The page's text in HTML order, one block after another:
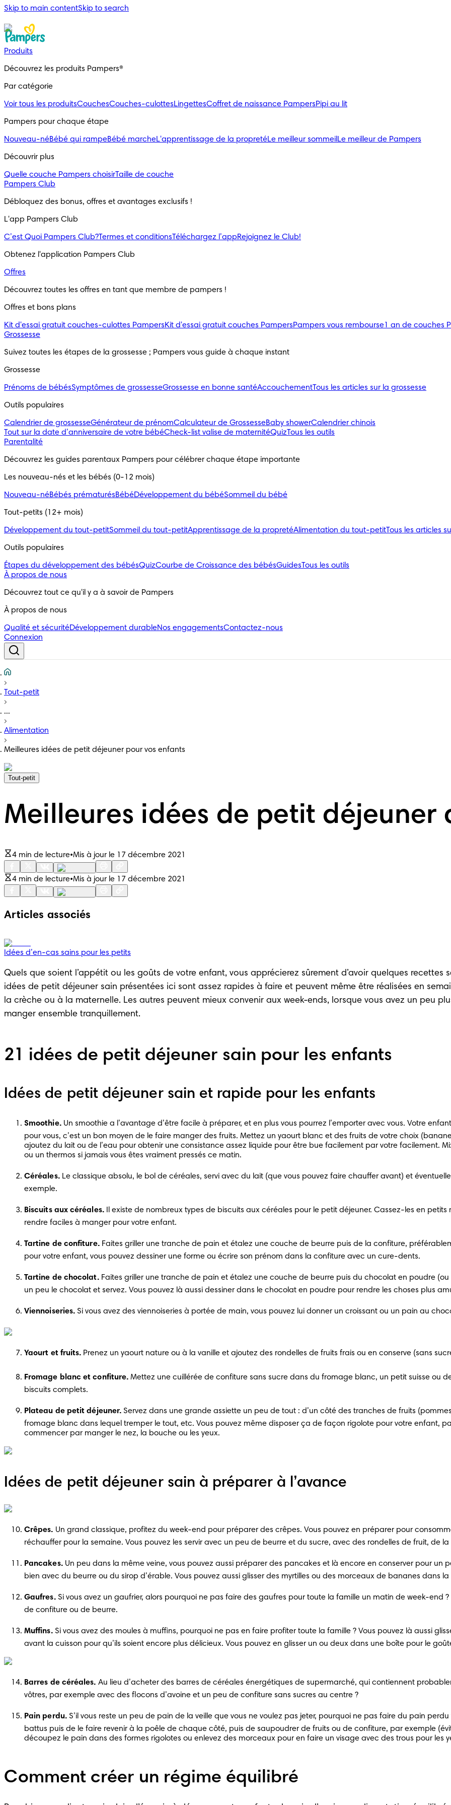
Skip to main contentSkip to search
Produits
Découvrez les produits Pampers®
Par catégorie
Voir tous les produitsCouchesCouches-culottesLingettesCoffret de naissance PampersPipi au lit
Pampers pour chaque étape
Nouveau-néBébé qui rampeBébé marcheL'apprentissage de la propretéLe meilleur sommeil Le meilleur de Pampers
Découvrir plus
Quelle couche Pampers choisirTaille de couche
Pampers Club
Débloquez des bonus, offres et avantages exclusifs !
L'app Pampers Club
C’est Quoi Pampers Club?Termes et conditionsTéléchargez l’appRejoignez le Club!
Obtenez l'application Pampers Club
Offres
Découvrez toutes les offres en tant que membre de pampers !
Offres et bons plans
Kit d'essai gratuit couches-culottes PampersKit d'essai gratuit couches PampersPampers vous rembourse1 an de couches
Grossesse
Suivez toutes les étapes de la grossesse ; Pampers vous guide à chaque instant
Grossesse
Prénoms de bébésSymptômes de grossesseGrossesse en bonne santéAccouchementTous les articles sur la grossesse
Outils populaires
Calendrier de grossesseGénérateur de prénomCalculateur de GrossesseBaby showerCalendrier chinois
Tout sur la date d’anniversaire de votre bébéCheck-list valise de maternitéQuizTous les outils
Parentalité
Découvrez les guides parentaux Pampers pour célébrer chaque étape importante
Les nouveau-nés et les bébés (0-12 mois)
Nouveau-néBébés prématurésBébéDéveloppement du bébéSommeil du bébé
Tout-petits (12+ mois)
Développement du tout-petitSommeil du tout-petitApprentissage de la propretéAlimentation du tout-petitTous les articles
Outils populaires
Étapes du développement des bébésQuizCourbe de Croissance des bébésGuidesTous les outils
À propos de nous
Découvrez tout ce qu'il y a à savoir de Pampers
À propos de nous
Qualité et sécuritéDéveloppement durableNos engagementsContactez-nous
Connexion
Tout-petit
...
Alimentation
Meilleures idées de petit déjeuner pour vos enfants
Tout-petit
Meilleures idées de petit déjeuner
4 min de lecture•Mis à jour le 17 décembre 2021
4 min de lecture•Mis à jour le 17 décembre 2021
Articles associés
Idées d’en-cas sains pour les petits
Quels que soient l’appétit ou les goûts de votre enfant, vous apprécierez sûrement d’avoir quelques
idées de petit déjeuner sain présentées ici sont assez rapides à faire et peuvent même être réalisées en
la crèche ou à la maternelle. Les autres peuvent mieux convenir aux week-ends, lorsque vous avez un peu
manger ensemble tranquillement.
21 idées de petit déjeuner sain pour les enfants
Idées de petit déjeuner sain et rapide pour les enfants
Smoothie. Un smoothie a l’avantage d’être facile à préparer, et en plus vous pourrez l’emporter avec vous. Votre
pour vous, c’est un bon moyen de le faire manger des fruits. Mettez un yaourt blanc et des fruits de votre choix
ajoutez du lait ou de l’eau pour obtenir une consistance assez liquide pour être bue facilement par votre facilement.
ou un thermos si jamais vous êtes vraiment pressés ce matin.
Céréales. Le classique absolu, le bol de céréales, servi avec du lait (que vous pouvez faire chauffer avant) et
exemple.
Biscuits aux céréales. Il existe de nombreux types de biscuits aux céréales pour le petit déjeuner. Cassez-les en
rendre faciles à manger pour votre enfant.
Tartine de confiture. Faites griller une tranche de pain et étalez une couche de beurre puis de la confiture,
pour votre enfant, vous pouvez dessiner une forme ou écrire son prénom dans la confiture avec un cure-dents.
Tartine de chocolat. Faites griller une tranche de pain et étalez une couche de beurre puis du chocolat en poudre
un peu le chocolat et servez. Vous pouvez là aussi dessiner dans le chocolat en poudre pour rendre les choses plus
Viennoiseries. Si vous avez des viennoiseries à portée de main, vous pouvez lui donner un croissant ou un pain au
Yaourt et fruits. Prenez un yaourt nature ou à la vanille et ajoutez des rondelles de fruits frais ou en conserve (sans
Fromage blanc et confiture. Mettez une cuillérée de confiture sans sucre dans du fromage blanc, un petit suisse ou
biscuits complets.
Plateau de petit déjeuner. Servez dans une grande assiette un peu de tout : d’un côté des tranches de fruits
fromage blanc dans lequel tremper le tout, etc. Vous pouvez même disposer ça de façon rigolote pour votre enfant,
commencer par manger le nez, la bouche ou les yeux.
Idées de petit déjeuner sain à préparer à l’avance
Crêpes. Un grand classique, profitez du week-end pour préparer des crêpes. Vous pouvez en préparer pour
réchauffer pour la semaine. Vous pouvez les servir avec un peu de beurre et du sucre, avec des rondelles de fruit, de
Pancakes. Un peu dans la même veine, vous pouvez aussi préparer des pancakes et là encore en conserver pour un
bien avec du beurre ou du sirop d’érable. Vous pouvez aussi glisser des myrtilles ou des morceaux de bananes dans
Gaufres. Si vous avez un gaufrier, alors pourquoi ne pas faire des gaufres pour toute la famille un matin de week-end
de confiture ou de beurre.
Muffins. Si vous avez des moules à muffins, pourquoi ne pas en faire profiter toute la famille ? Vous pouvez là aussi
avant la cuisson pour qu’ils soient encore plus délicieux. Vous pouvez en glisser un ou deux dans une boîte pour le
Barres de céréales. Au lieu d’acheter des barres de céréales énergétiques de supermarché, qui contiennent
vôtres, par exemple avec des flocons d’avoine et un peu de confiture sans sucres au centre ?
Pain perdu. S’il vous reste un peu de pain de la veille que vous ne voulez pas jeter, pourquoi ne pas faire du pain
battus puis de le faire revenir à la poêle de chaque côté, puis de saupoudrer de fruits ou de confiture, par exemple
découpez le pain dans des formes rigolotes ou enlevez des morceaux pour en faire un visage avec des trous pour les
Comment créer un régime équilibré